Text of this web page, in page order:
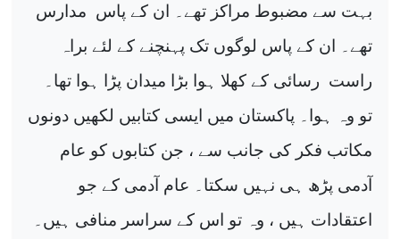
بہت سے مضبوط مراکز تھے۔ ان کے پاس مدارس
تھے۔ ان کے پاس لوگوں تک پہنچنے کے لئے براہ
راست رسائی کے کھلا ہوا بڑا میدان پڑا ہوا تھا۔
تو وہ ہوا۔ پاکستان میں ایسی کتابیں لکھیں دونوں
مکاتب فکر کی جانب سے ، جن کتابوں کو عام
آدمی پڑھ ہی نہیں سکتا۔ عام آدمی کے جو
اعتقادات ہیں ، وہ تو اس کے سراسر منافی ہیں۔